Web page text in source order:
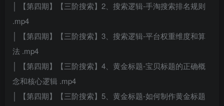
│ 【第四期】【三阶搜索】2、搜索逻辑-手淘搜索排名规则
.mp4
│ 【第四期】【三阶搜索】3、搜索逻辑-平台权重维度和算
法 .mp4
│ 【第四期】【三阶搜索】4、黄金标题-宝贝标题的正确概
念和核心逻辑 .mp4
│ 【第四期】【三阶搜索】5、黄金标题-如何制作黄金标题